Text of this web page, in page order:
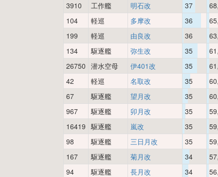
3910
工作艦 明石改 37
104
軽巡 多摩改 36
199
軽巡 由良改 36
134
駆逐艦 弥生改 35
26750 潜水空母 伊401改 35
42
軽巡 名取改 35
67
駆逐艦 望月改 35
967
駆逐艦 卯月改 35
16419 駆逐艦 嵐改 35
98
駆逐艦 三日月改 35
167
駆逐艦 菊月改 34
94
駆逐艦 長月改 34